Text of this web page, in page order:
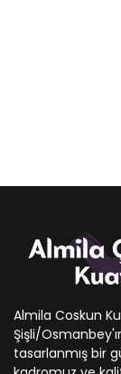
Almila Coskun
Şişli/
tasarlanmış bir